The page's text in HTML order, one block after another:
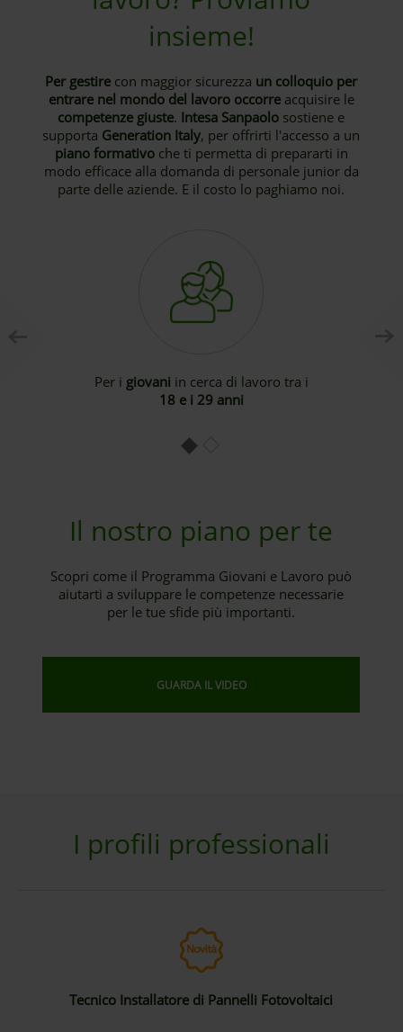
insieme!
Per gestire con maggior sicurezza un colloquio per
entrare nel mondo del lavoro occorreacquisire le
competenze giuste. Intesa Sanpaolo sostiene e
supporta Generation Italy, per offrirti l'accesso a un
piano formativoche ti permetta di prepararti in
modo efficace alla domanda di personale junior da
parte delle aziende. E il costo lo paghiamo noi.
Per i giovani in cerca di lavoro tra i
18 e i 29 anni
Il nostro piano per te
Scopri come il Programma Giovani e Lavoro può
aiutarti a sviluppare le competenze necessarie
per le tue sfide più importanti.
GUARDA IL VIDEO
I profili professionali
Tecnico Installatore di Pannelli Fotovoltaici